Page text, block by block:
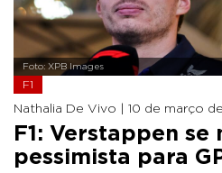
Foto: XPB Images
F1
Nathalia De Vivo | 10 de março
F1: Verstappen se
pessimista para